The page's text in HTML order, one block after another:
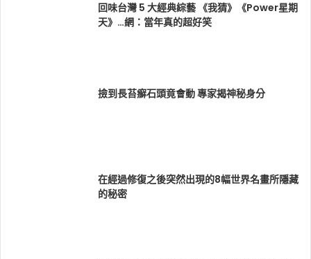
回味台灣 5 大經典綜藝 《我猜》《Power星期
天》…網：當年真的超好笑
撿到長苔癬石頭竟會動 專家揭神秘身分
在經過修復之後突然出現的8幅世界名畫所隱藏
的秘密